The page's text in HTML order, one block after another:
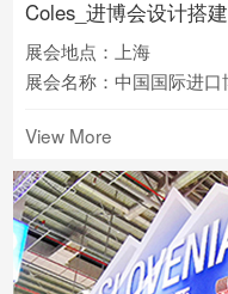
Coles_进博会设计搭建
展会地点：上海
View More